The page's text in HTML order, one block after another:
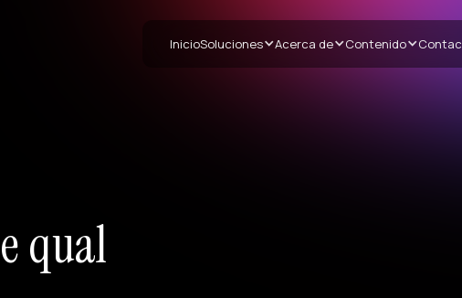
InicioSoluciones Acerca de Contenido
qual